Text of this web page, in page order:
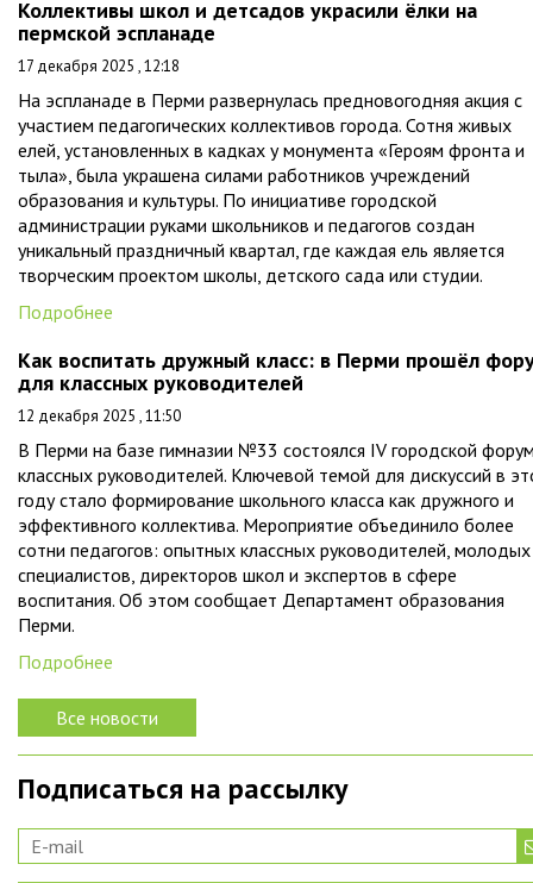
Коллективы школ и детсадов украсили ёлки на
пермской эспланаде
17 декабря 2025 , 12:18
На эспланаде в Перми развернулась предновогодняя акция с
участием педагогических коллективов города. Сотня живых
елей, установленных в кадках у монумента «Героям фронта и
тыла», была украшена силами работников учреждений
образования и культуры. По инициативе городской
администрации руками школьников и педагогов создан
уникальный праздничный квартал, где каждая ель является
творческим проектом школы, детского сада или студии.
Подробнее
Как воспитать дружный класс: в Перми прошёл
для классных руководителей
12 декабря 2025 , 11:50
В Перми на базе гимназии №33 состоялся IV городской
классных руководителей. Ключевой темой для дискуссий в
году стало формирование школьного класса как дружного и
эффективного коллектива. Мероприятие объединило более
сотни педагогов: опытных классных руководителей, молодых
специалистов, директоров школ и экспертов в сфере
воспитания. Об этом сообщает Департамент образования
Перми.
Подробнее
Все новости
Подписаться на рассылку